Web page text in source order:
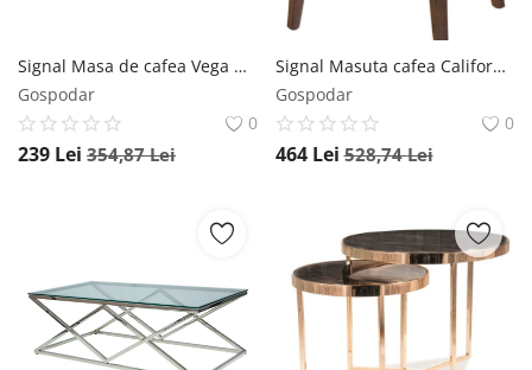
Signal Masa de cafea Vega C - Ø45 x h50 cm
Gospodar
0
239 Lei 354,87Lei
Signal Masuta cafea California D nuc inchis - h 55 x d 60 cm
Gospodar
0
464 Lei 528,74Lei